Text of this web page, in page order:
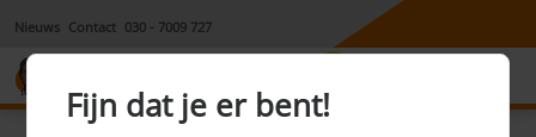
Nieuws Contact 030 - 7009 727
Fijn dat je er bent!